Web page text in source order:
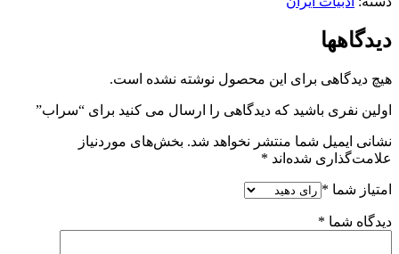
دیدگاهها
هیچ دیدگاهی برای این محصول نوشته نشده است.
اولین نفری باشید که دیدگاهی را ارسال می کنید برای “سراب”
نشانی ایمیل شما منتشر نخواهد شد. بخش‌های موردنیاز
علامت‌گذاری شده‌اند *
امتیاز شما *
دیدگاه شما *